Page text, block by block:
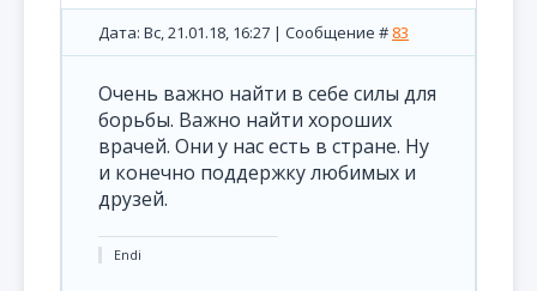
Дата: Вс, 21.01.18, 16:27 | Сообщение # 83
Очень важно найти в себе силы для
борьбы. Важно найти хороших
врачей. Они у нас есть в стране. Ну
и конечно поддержку любимых и
друзей.
Endi